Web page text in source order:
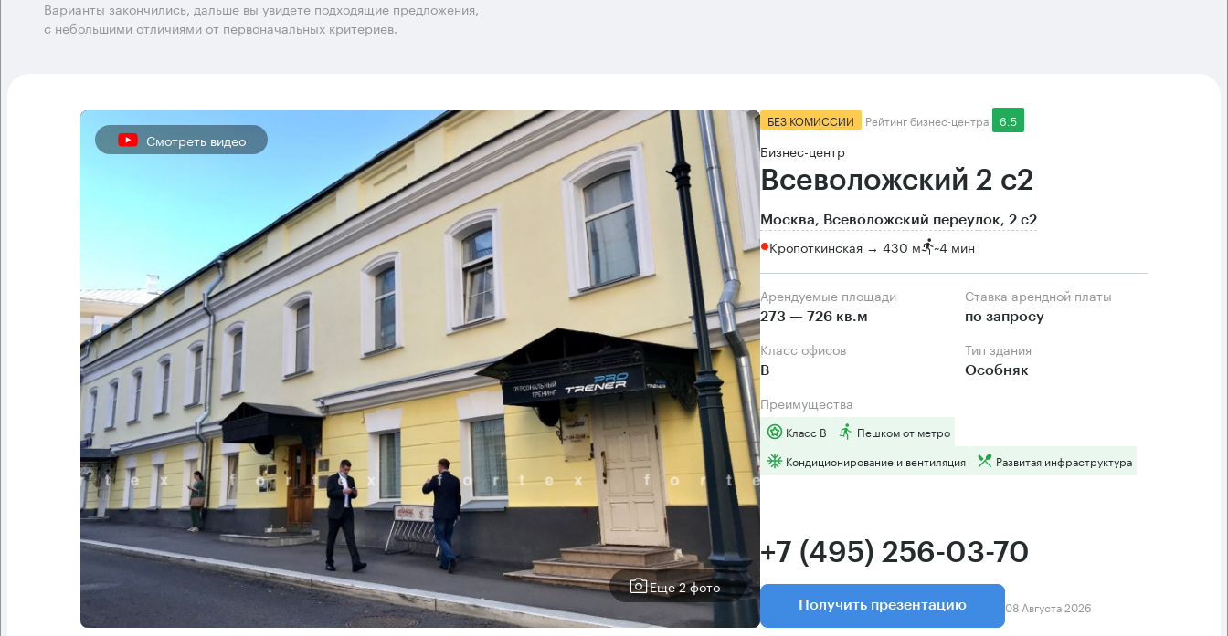
Варианты закончились, дальше вы увидете подходящие предложения,
с небольшими отличиями от первоначальных критериев.
Смотреть видео
Еще 2 фото
БЕЗ КОМИССИИ Рейтинг бизнес-центра 6.5
Бизнес-центр
Всеволожский 2 с2
Москва, Всеволожский переулок, 2 с2
Кропоткинская → 430 м ~4 мин
Арендуемые площади
273 — 726 кв.м
Ставка арендной платы
по запросу
Класс офисов
B
Тип здания
Особняк
Преимущества
Класс B
Пешком от метро
Кондиционирование и вентиляция
Развитая инфраструктура
+7 (495) 256-03-70
Получить презентацию 08 Августа 2026